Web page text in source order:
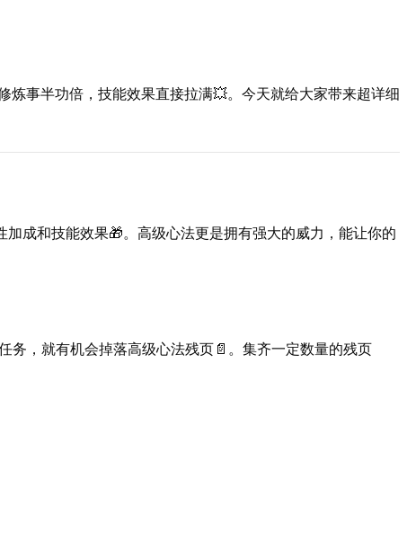
事半功倍，技能效果直接拉满💥。今天就给大家带来超详细
成和技能效果🎁。高级心法更是拥有强大的威力，能让你的
务，就有机会掉落高级心法残页📄。集齐一定数量的残页